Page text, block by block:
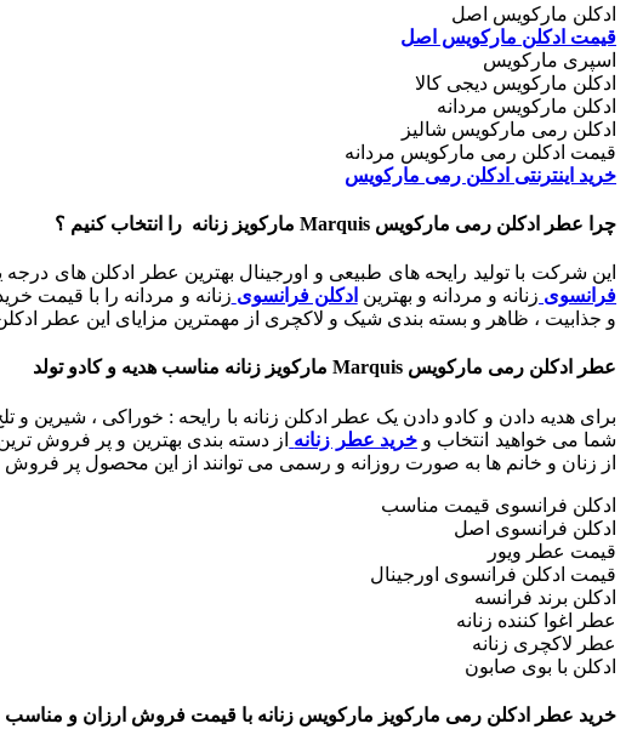
ادکلن مارکویس اصل
قیمت ادکلن مارکویس اصل
اسپری مارکویس
ادکلن مارکویس دیجی کالا
ادکلن مارکویس مردانه
ادکلن رمی مارکویس شالیز
قیمت ادکلن رمی مارکویس مردانه
خرید اینترنتی ادکلن رمی مارکویس
چرا عطر ادکلن رمی مارکویس Marquis مارکویز زنانه را انتخاب کنیم ؟
این شرکت با تولید رایحه های طبیعی و اورجینال بهترین عطر ادکلن های
فرانسوی زنانه و مردانه و بهترین ادکلن فرانسوی زنانه و مردانه را با قیمت
و جذابیت ، ظاهر و بسته بندی شیک و لاکچری از مهمترین مزایای این عطر
عطر ادکلن رمی مارکویس Marquis مارکویز زنانه مناسب هدیه و کادو تولد
برای هدیه دادن و کادو دادن یک عطر ادکلن زنانه با رایحه : خوراکی ، شیرین
شما می خواهید انتخاب وخرید عطر زنانه از دسته بندی بهترین و پر فروش
از زنان و خانم ها به صورت روزانه و رسمی می توانند از این محصول پر فروش
ادکلن فرانسوی قیمت مناسب
ادکلن فرانسوی اصل
قیمت عطر ویور
قیمت ادکلن فرانسوی اورجینال
ادکلن برند فرانسه
عطر اغوا کننده زنانه
عطر لاکچری زنانه
ادکلن با بوی صابون
خرید عطر ادکلن رمی مارکویز مارکویس زنانه با قیمت فروش ارزان و مناسب